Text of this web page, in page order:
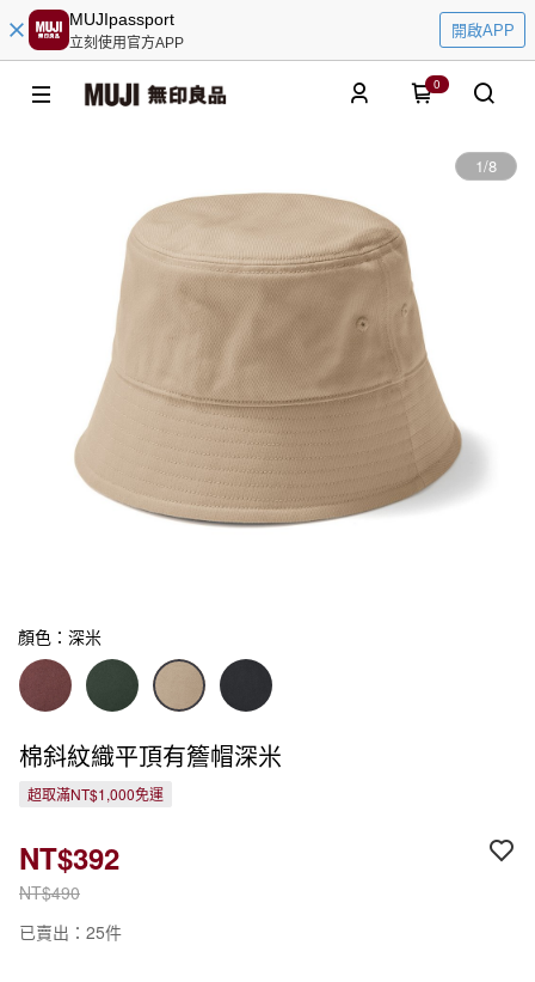
MUJIpassport
立刻使用官方APP
開啟APP
0
1/8
顏色：深米
棉斜紋織平頂有簷帽深米
超取滿NT$1,000免運
NT$490
NT$392
已賣出：25件